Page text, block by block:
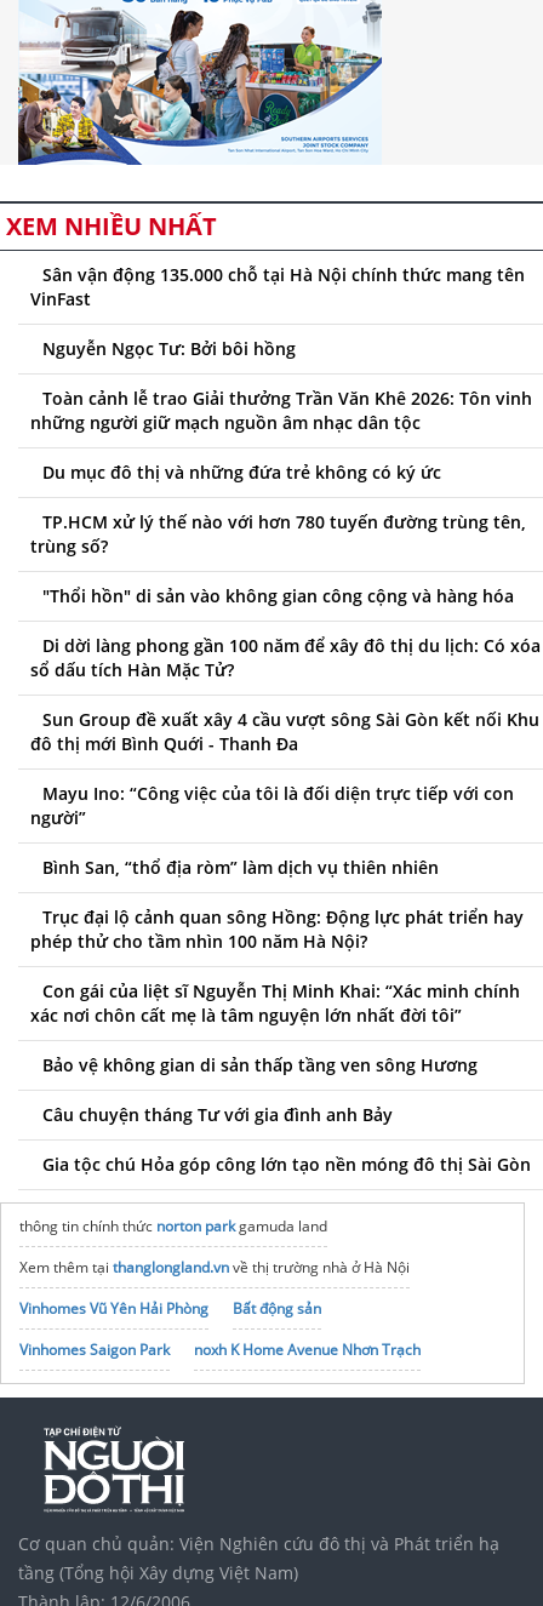
XEM NHIỀU NHẤT
Sân vận động 135.000 chỗ tại Hà Nội chính thức mang tên
VinFast
Nguyễn Ngọc Tư: Bởi bôi hồng
Toàn cảnh lễ trao Giải thưởng Trần Văn Khê 2026: Tôn vinh
những người giữ mạch nguồn âm nhạc dân tộc
Du mục đô thị và những đứa trẻ không có ký ức
TP.HCM xử lý thế nào với hơn 780 tuyến đường trùng tên,
trùng số?
"Thổi hồn" di sản vào không gian công cộng và hàng hóa
Di dời làng phong gần 100 năm để xây đô thị du lịch: Có xóa
sổ dấu tích Hàn Mặc Tử?
Sun Group đề xuất xây 4 cầu vượt sông Sài Gòn kết nối Khu
đô thị mới Bình Quới - Thanh Đa
Mayu Ino: “Công việc của tôi là đối diện trực tiếp với con
người”
Bình San, “thổ địa ròm” làm dịch vụ thiên nhiên
Trục đại lộ cảnh quan sông Hồng: Động lực phát triển hay
phép thử cho tầm nhìn 100 năm Hà Nội?
Con gái của liệt sĩ Nguyễn Thị Minh Khai: “Xác minh chính
xác nơi chôn cất mẹ là tâm nguyện lớn nhất đời tôi”
Bảo vệ không gian di sản thấp tầng ven sông Hương
Câu chuyện tháng Tư với gia đình anh Bảy
Gia tộc chú Hỏa góp công lớn tạo nền móng đô thị Sài Gòn
thông tin chính thức norton parkgamuda land
Xem thêm tại thanglongland.vnvề thị trường nhà ở Hà Nội
Vinhomes Vũ Yên Hải Phòng
Bất động sản
Vinhomes Saigon Park
noxh K Home Avenue Nhơn Trạch
Tập đoàn Bcons Group
Cơ quan chủ quản: Viện Nghiên cứu đô thị và Phát triển hạ
tầng (Tổng hội Xây dựng Việt Nam)